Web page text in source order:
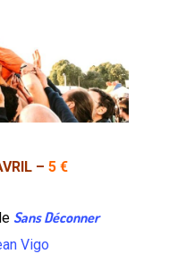
– 5 €
Sans Déconner
Vigo